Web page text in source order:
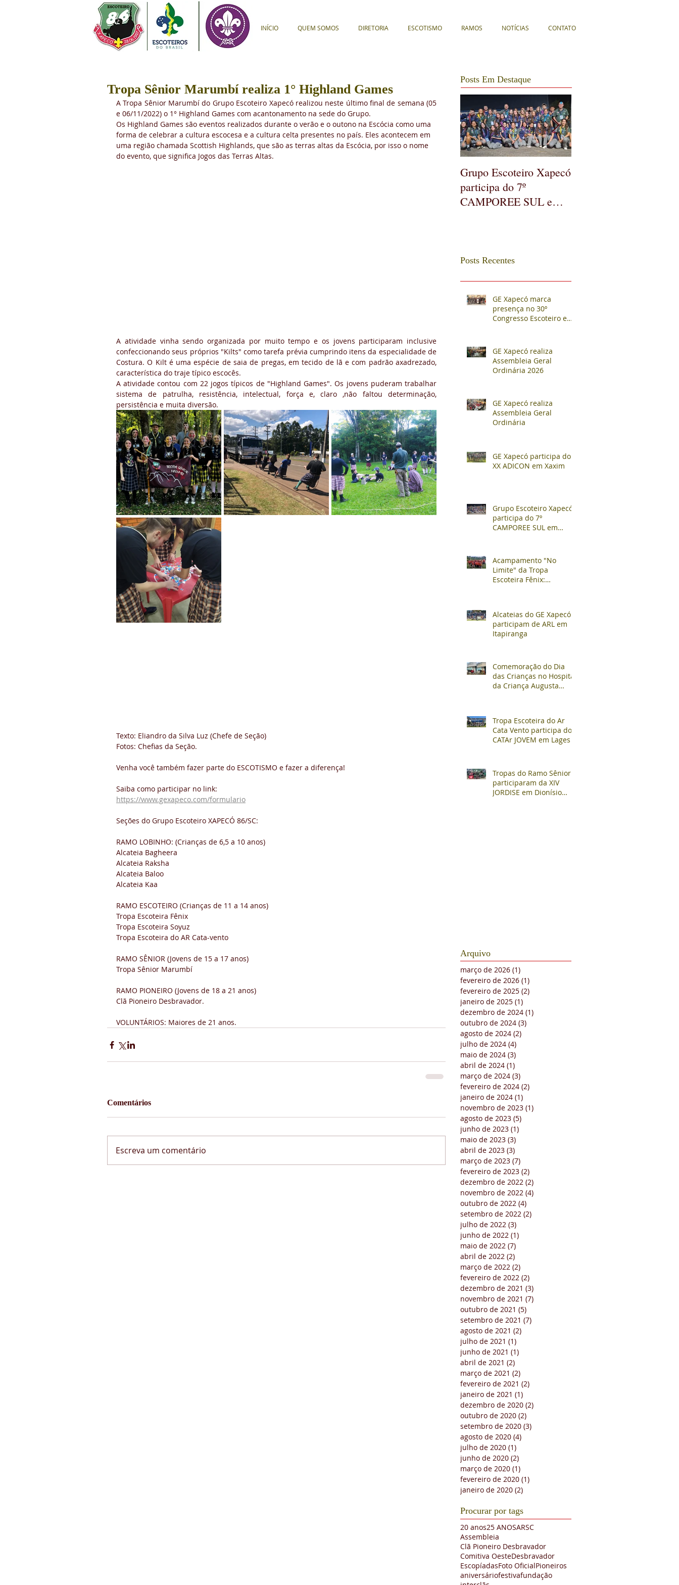
INÍCIO QUEM SOMOS DIRETORIA ESCOTISMO RAMOS NOTÍCIAS CONTATO
Tropa Sênior Marumbí realiza 1° Highland Games
A Tropa Sênior Marumbí do Grupo Escoteiro Xapecó realizou neste último final de semana (05
e 06/11/2022) o 1° Highland Games com acantonamento na sede do Grupo.
Os Highland Games são eventos realizados durante o verão e o outono na Escócia como uma
forma de celebrar a cultura escocesa e a cultura celta presentes no país. Eles acontecem em
uma região chamada Scottish Highlands, que são as terras altas da Escócia, por isso o nome
do evento, que significa Jogos das Terras Altas.
A atividade vinha sendo organizada por muito tempo e os jovens participaram inclusive
confeccionando seus próprios "Kilts" como tarefa prévia cumprindo itens da especialidade de
Costura. O Kilt é uma espécie de saia de pregas, em tecido de lã e com padrão axadrezado,
característica do traje típico escocês.
A atividade contou com 22 jogos típicos de "Highland Games". Os jovens puderam trabalhar
sistema de patrulha, resistência, intelectual, força e, claro ,não faltou determinação,
persistência e muita diversão.
Texto: Eliandro da Silva Luz (Chefe de Seção)
Fotos: Chefias da Seção.
Venha você também fazer parte do ESCOTISMO e fazer a diferença!
Saiba como participar no link:
https://www.gexapeco.com/formulario
Seções do Grupo Escoteiro XAPECÓ 86/SC:
RAMO LOBINHO: (Crianças de 6,5 a 10 anos)
Alcateia Bagheera
Alcateia Raksha
Alcateia Baloo
Alcateia Kaa
RAMO ESCOTEIRO (Crianças de 11 a 14 anos)
Tropa Escoteira Fênix
Tropa Escoteira Soyuz
Tropa Escoteira do AR Cata-vento
RAMO SÊNIOR (Jovens de 15 a 17 anos)
Tropa Sênior Marumbí
RAMO PIONEIRO (Jovens de 18 a 21 anos)
Clã Pioneiro Desbravador.
VOLUNTÁRIOS: Maiores de 21 anos.
Comentários
Escreva um comentário
Posts Em Destaque
Grupo Escoteiro Xapecó
participa do 7º
CAMPOREE SUL em
Posts Recentes
GE Xapecó marca
presença no 30º
Congresso Escoteiro e
GE Xapecó realiza
Assembleia Geral
Ordinária 2026
GE Xapecó realiza
Assembleia Geral
Ordinária
GE Xapecó participa do
XX ADICON em Xaxim
Grupo Escoteiro Xapecó
participa do 7º
CAMPOREE SUL em
Acampamento "No
Limite" da Tropa
Escoteira Fênix:
Alcateias do GE Xapecó
participam de ARL em
Itapiranga
Comemoração do Dia
das Crianças no Hospital
da Criança Augusta
Tropa Escoteira do Ar
Cata Vento participa do
CATAr JOVEM em Lages
Tropas do Ramo Sênior
participaram da XIV
JORDISE em Dionísio
Arquivo
março de 2026 (1)
fevereiro de 2026 (1)
fevereiro de 2025 (2)
janeiro de 2025 (1)
dezembro de 2024 (1)
outubro de 2024 (3)
agosto de 2024 (2)
julho de 2024 (4)
maio de 2024 (3)
abril de 2024 (1)
março de 2024 (3)
fevereiro de 2024 (2)
janeiro de 2024 (1)
novembro de 2023 (1)
agosto de 2023 (5)
junho de 2023 (1)
maio de 2023 (3)
abril de 2023 (3)
março de 2023 (7)
fevereiro de 2023 (2)
dezembro de 2022 (2)
novembro de 2022 (4)
outubro de 2022 (4)
setembro de 2022 (2)
julho de 2022 (3)
junho de 2022 (1)
maio de 2022 (7)
abril de 2022 (2)
março de 2022 (2)
fevereiro de 2022 (2)
dezembro de 2021 (3)
novembro de 2021 (7)
outubro de 2021 (5)
setembro de 2021 (7)
agosto de 2021 (2)
julho de 2021 (1)
junho de 2021 (1)
abril de 2021 (2)
março de 2021 (2)
fevereiro de 2021 (2)
janeiro de 2021 (1)
dezembro de 2020 (2)
outubro de 2020 (2)
setembro de 2020 (3)
agosto de 2020 (4)
julho de 2020 (1)
junho de 2020 (2)
março de 2020 (1)
fevereiro de 2020 (1)
janeiro de 2020 (2)
Procurar por tags
20 anos25 ANOSARSC
Assembleia
Clã Pioneiro Desbravador
Comitiva OesteDesbravador
EscopíadasFoto OficialPioneiros
aniversáriofestivafundação